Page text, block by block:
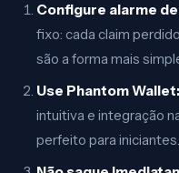
Configure alarme
fixo: cada claim
são a forma mais
Use Phantom Wallet:
intuitiva e integração
perfeito para iniciantes.